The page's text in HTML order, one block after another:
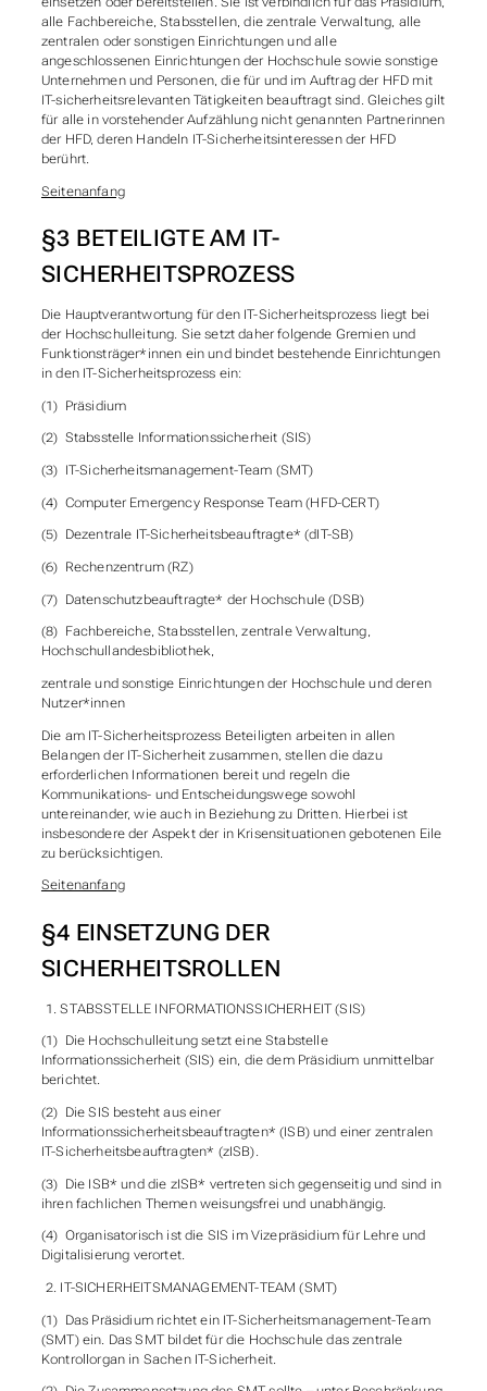
alle Fachbereiche, Stabsstellen, die zentrale Verwaltung, alle
zentralen oder sonstigen Einrichtungen und alle
angeschlossenen Einrichtungen der Hochschule sowie sonstige
Unternehmen und Personen, die für und im Auftrag der HFD mit
IT-sicherheitsrelevanten Tätigkeiten beauftragt sind. Gleiches gilt
für alle in vorstehender Aufzählung nicht genannten Partnerinnen
der HFD, deren Handeln IT-Sicherheitsinteressen der HFD
berührt.
Seitenanfang
§3 BETEILIGTE AM IT-
SICHERHEITSPROZESS
Die Hauptverantwortung für den IT-Sicherheitsprozess liegt bei
der Hochschulleitung. Sie setzt daher folgende Gremien und
Funktionsträger*innen ein und bindet bestehende Einrichtungen
in den IT-Sicherheitsprozess ein:
(1) Präsidium
(2) Stabsstelle Informationssicherheit (SIS)
(3) IT-Sicherheitsmanagement-Team (SMT)
(4) Computer Emergency Response Team (HFD-CERT)
(5) Dezentrale IT-Sicherheitsbeauftragte* (dIT-SB)
(6) Rechenzentrum (RZ)
(7) Datenschutzbeauftragte* der Hochschule (DSB)
(8) Fachbereiche, Stabsstellen, zentrale Verwaltung,
Hochschullandesbibliothek,
zentrale und sonstige Einrichtungen der Hochschule und deren
Nutzer*innen
Die am IT-Sicherheitsprozess Beteiligten arbeiten in allen
Belangen der IT-Sicherheit zusammen, stellen die dazu
erforderlichen Informationen bereit und regeln die
Kommunikations- und Entscheidungswege sowohl
untereinander, wie auch in Beziehung zu Dritten. Hierbei ist
insbesondere der Aspekt der in Krisensituationen gebotenen Eile
zu berücksichtigen.
Seitenanfang
§4 EINSETZUNG DER
SICHERHEITSROLLEN
STABSSTELLE INFORMATIONSSICHERHEIT (SIS)
(1) Die Hochschulleitung setzt eine Stabstelle
Informationssicherheit (SIS) ein, die dem Präsidium unmittelbar
berichtet.
(2) Die SIS besteht aus einer
Informationssicherheitsbeauftragten* (ISB) und einer zentralen
IT-Sicherheitsbeauftragten* (zISB).
(3) Die ISB* und die zISB* vertreten sich gegenseitig und sind in
ihren fachlichen Themen weisungsfrei und unabhängig.
(4) Organisatorisch ist die SIS im Vizepräsidium für Lehre und
Digitalisierung verortet.
IT-SICHERHEITSMANAGEMENT-TEAM (SMT)
(1) Das Präsidium richtet ein IT-Sicherheitsmanagement-Team
(SMT) ein. Das SMT bildet für die Hochschule das zentrale
Kontrollorgan in Sachen IT-Sicherheit.